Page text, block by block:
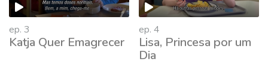
ep. 3
Katja Quer Emagrecer
ep. 4
Lisa, Princesa por um
Dia